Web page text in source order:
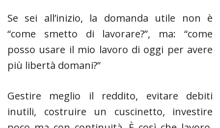
Se sei all’inizio, la domanda utile non è
“come smetto di lavorare?”, ma: “come
posso usare il mio lavoro di oggi per avere
più libertà domani?”
Gestire meglio il reddito, evitare debiti
inutili, costruire un cuscinetto, investire